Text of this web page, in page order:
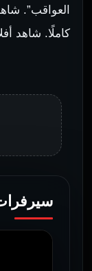
كاملًا. شاهد